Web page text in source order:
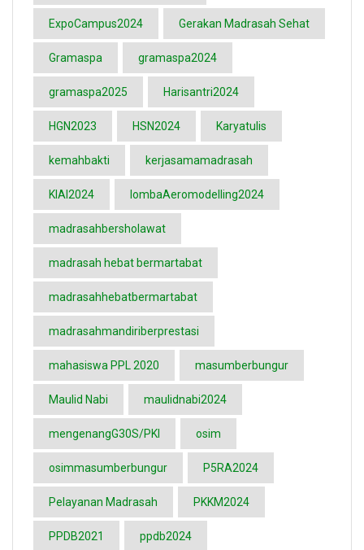
ExpoCampus2024 Gerakan Madrasah Sehat
Gramaspa gramaspa2024
gramaspa2025 Harisantri2024
HGN2023 HSN2024 Karyatulis
kemahbakti kerjasamamadrasah
KIAI2024 lombaAeromodelling2024
madrasahbersholawat
madrasah hebat bermartabat
madrasahhebatbermartabat
madrasahmandiriberprestasi
mahasiswa PPL 2020 masumberbungur
Maulid Nabi maulidnabi2024
mengenangG30S/PKI osim
osimmasumberbungur P5RA2024
Pelayanan Madrasah PKKM2024
PPDB2021 ppdb2024